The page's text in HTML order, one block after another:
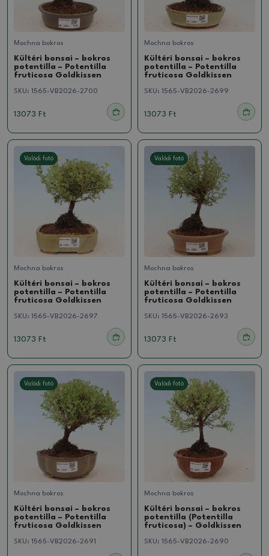
Mochna bokros
Kültéri bonsai – bokros
potentilla – Potentilla
fruticosa Goldkissen
SKU: 1565-VB2026-2700
13073 Ft
Mochna bokros
Kültéri bonsai – bokros
potentilla – Potentilla
fruticosa Goldkissen
SKU: 1565-VB2026-2699
13073 Ft
Valódi fotó
Mochna bokros
Kültéri bonsai – bokros
potentilla – Potentilla
fruticosa Goldkissen
SKU: 1565-VB2026-2697
13073 Ft
Valódi fotó
Mochna bokros
Kültéri bonsai – bokros
potentilla – Potentilla
fruticosa Goldkissen
SKU: 1565-VB2026-2693
13073 Ft
Valódi fotó
Mochna bokros
Kültéri bonsai – bokros
potentilla – Potentilla
fruticosa Goldkissen
SKU: 1565-VB2026-2691
Valódi fotó
Mochna bokros
Kültéri bonsai – bokros
potentilla (Potentilla
fruticosa) – Goldkissen
SKU: 1565-VB2026-2690